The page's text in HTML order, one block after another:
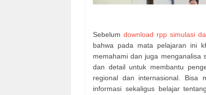
Sebelum download rpp simulasi
bahwa pada mata pelajaran ini
memahami dan juga menganalisa
dan detail untuk membantu
regional dan internasional. Bisa
informasi sekaligus belajar